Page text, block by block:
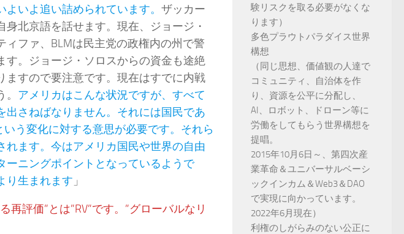
いよ追い詰められています。 ザッカー
北京語を話せます。現在、ジョージ・
ィファ、BLMは民主党の政権内の州で警
。ジョージ・ソロスからの資金も途絶
ますので要注意です。現在はすでに内戦
アメリカはこんな状況ですが、すべて
出さねばなりません。それには国民であ
う変化に対する意思が必要です。それら
れます。今はアメリカ国民や世界の自由
ーニングポイントとなっているようで
り生まれます 」
評価”とは”RV”です。”グローバルなリ
験リスクを取る必要がなくな
ります）
多色プラウトパラダイス世界
構想
（同じ思想、価値観の人達で
コミュニティ、自治体を作
り、資源を公平に分配し、
AI、ロボット、ドローン等に
労働をしてもらう世界構想を
提唱。
2015年10月6日～、第四次産
業革命＆ユニバーサルベーシ
ックインカム＆Web3＆DAO
で実現に向かっています。
2022年6月現在）
利権のしがらみのない公正に